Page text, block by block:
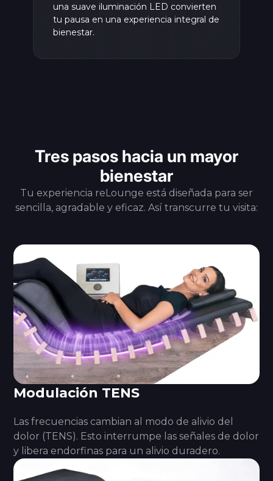
una suave iluminación LED convierten
tu pausa en una experiencia integral de
bienestar.
Tres pasos hacia un mayor
bienestar
Tu experiencia reLounge está diseñada para ser
sencilla, agradable y eficaz. Así transcurre tu visita:
Modulación TENS
Las frecuencias cambian al modo de alivio del
dolor (TENS). Esto interrumpe las señales de dolor
y libera endorfinas para un alivio duradero.